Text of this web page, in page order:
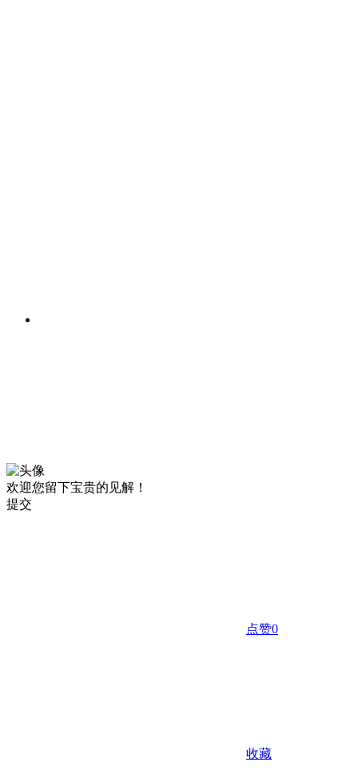
欢迎您留下宝贵的见解！
提交
点赞0
收藏